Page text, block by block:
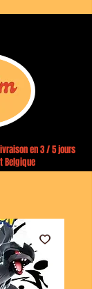
en 3 / 5 jours
Belgique